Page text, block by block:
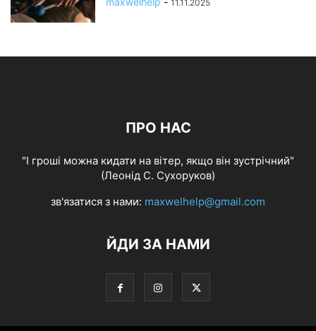
11.11.2025
ПРО НАС
"І гроші можна кидати на вітер, якщо він зустрічний"
(Леонід С. Сухоруков)
зв'язатися з нами: maxwelhelp@gmail.com
ЙДИ ЗА НАМИ